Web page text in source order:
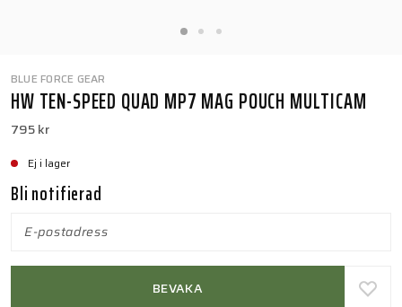
BLUE FORCE GEAR
HW TEN-SPEED QUAD MP7 MAG POUCH MULTICAM
795 kr
Ej i lager
Bli notifierad
BEVAKA